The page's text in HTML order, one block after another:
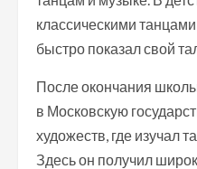
классическими
быстро показал свой
После окончания
в Московскую
художеств, где изучал
Здесь он получил